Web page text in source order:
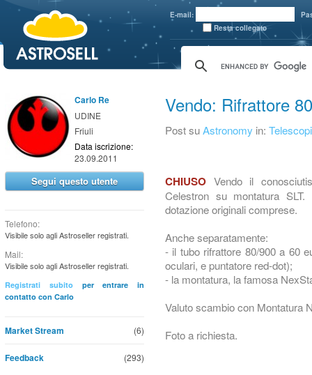
E-mail:
Resta collegato
Carlo Re
UDINE
Friuli
Data iscrizione:
23.09.2011
Segui questo utente
Telefono:
Visibile solo agli Astroseller registrati.
Mail:
Visibile solo agli Astroseller registrati.
Registrati subitoper entrare in
contatto con Carlo
(6)
Market Stream
Feedback (293)
Vendo: Rifrattore
Post suAstronomy in: Telescopi
CHIUSO Vendo il
Celestron su montatura
dotazione originali comprese.
Anche separatamente:
- il tubo rifrattore 80/900 a 60
oculari, e puntatore red-dot);
- la montatura, la famosa
Valuto scambio con Montatura
Foto a richiesta.